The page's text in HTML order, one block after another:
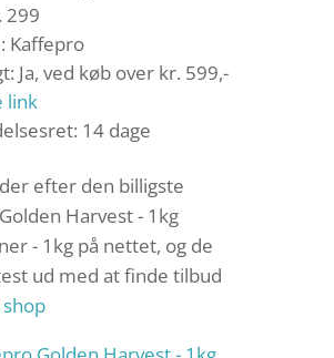
299
Kaffepro
Ja, ved køb over kr. 599,-
link
14 dage
efter den billigste
Harvest - 1kg
- 1kg på nettet, og de
ud med at finde tilbud